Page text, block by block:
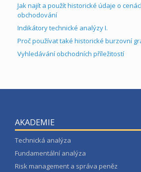
Jak najít a použít historické údaje o
obchodování
Indikátory technické analýzy I.
Proč používat také historické burzovní
Vyhledávání obchodních příležitostí
AKADEMIE
Technická analýza
Fundamentální analýza
Risk management a správa peněz